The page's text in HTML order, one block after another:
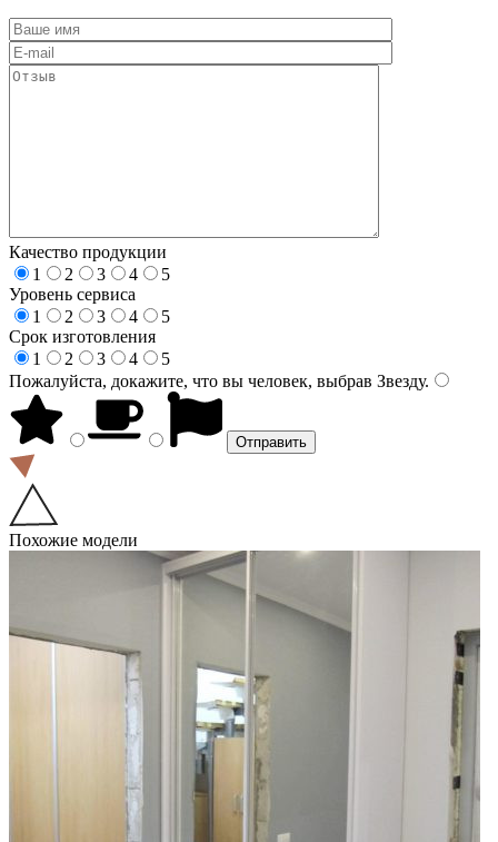
Качество продукции
1
2 3 4
5
Уровень сервиса
1
2 3 4
5
Срок изготовления
1
2 3 4
5
Пожалуйста, докажите, что вы человек, выбрав Звезду.
Похожие модели